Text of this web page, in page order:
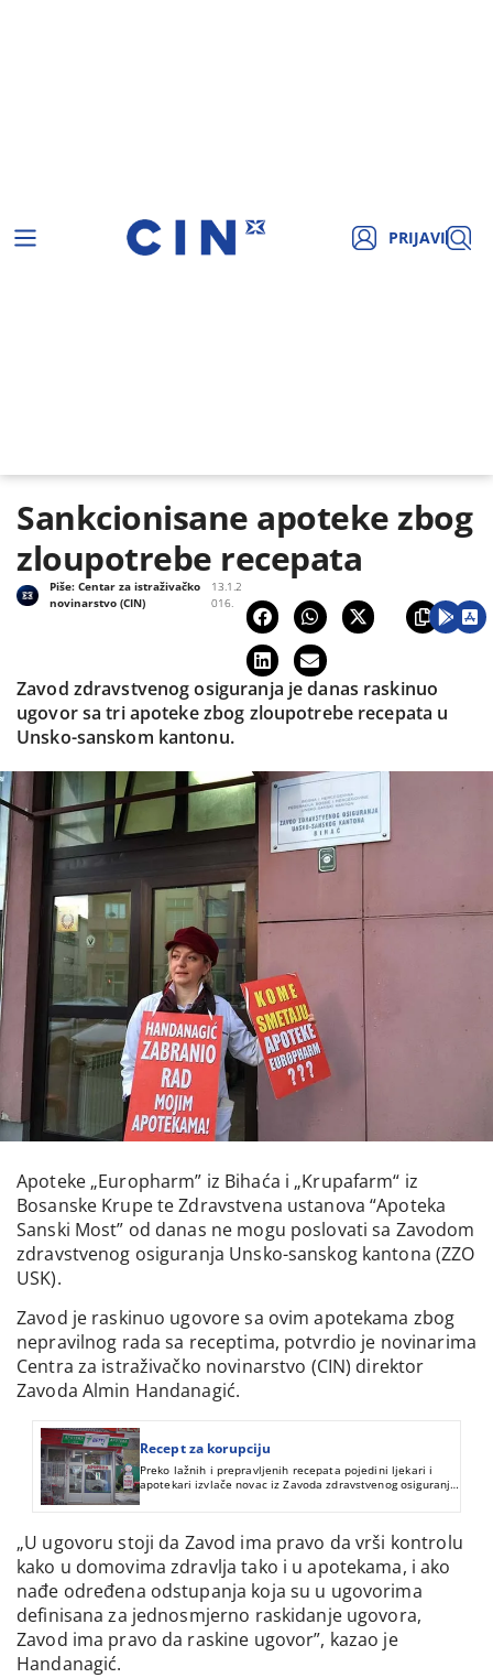
PRIJAVI
Sankcionisane apoteke zbog
zloupotrebe recepata
13.1.2
016.
Piše:Centar za istraživačko
novinarstvo (CIN)
Zavod zdravstvenog osiguranja je danas raskinuo
ugovor sa tri apoteke zbog zloupotrebe recepata u
Unsko-sanskom kantonu.
Apoteke „Europharm” iz Bihaća i „Krupafarm“ iz
Bosanske Krupe te Zdravstvena ustanova “Apoteka
Sanski Most” od danas ne mogu poslovati sa Zavodom
zdravstvenog osiguranja Unsko-sanskog kantona (ZZO
USK).
Zavod je raskinuo ugovore sa ovim apotekama zbog
nepravilnog rada sa receptima, potvrdio je novinarima
Centra za istraživačko novinarstvo (CIN) direktor
Zavoda Almin Handanagić.
Recept za korupciju
Preko lažnih i prepravljenih recepata pojedini ljekari i
apotekari izvlače novac iz Zavoda zdravstvenog osiguranja
USK-a.
„U ugovoru stoji da Zavod ima pravo da vrši kontrolu
kako u domovima zdravlja tako i u apotekama, i ako
nađe određena odstupanja koja su u ugovorima
definisana za jednosmjerno raskidanje ugovora,
Zavod ima pravo da raskine ugovor”, kazao je
Handanagić.